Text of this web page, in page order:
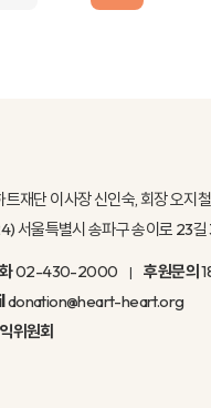
재단 이사장 신인숙, 회장 오지철
서울특별시 송파구 송이로 23
02-430-2000 후원문의
donation@heart-heart.org
위원회